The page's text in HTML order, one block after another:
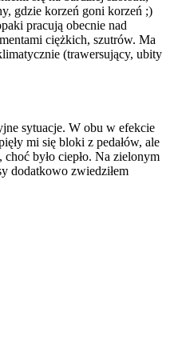
gdzie korzeń goni korzeń ;)
pracują obecnie nad
ciężkich, szutrów. Ma
(trawersujący, ubity
sytuacje. W obu w efekcie
mi się bloki z pedałów, ale
było ciepło. Na zielonym
dodatkowo zwiedziłem